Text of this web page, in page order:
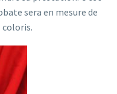
sera en mesure de
coloris.